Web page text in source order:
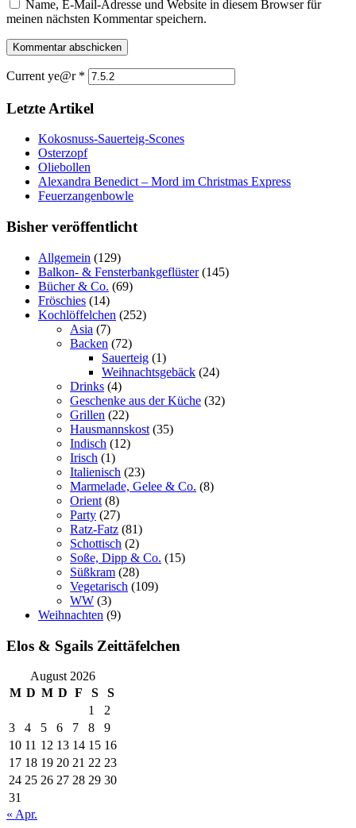
Name, E-Mail-Adresse und Website in diesem Browser für
meinen nächsten Kommentar speichern.
Current ye@r *
Letzte Artikel
Kokosnuss-Sauerteig-Scones
Osterzopf
Oliebollen
Alexandra Benedict – Mord im Christmas Express
Feuerzangenbowle
Bisher veröffentlicht
Allgemein (129)
Balkon- & Fensterbankgeflüster(145)
Bücher & Co. (69)
Fröschies (14)
Kochlöffelchen (252)
Asia (7)
Backen (72)
Sauerteig (1)
Weihnachtsgebäck (24)
Drinks (4)
Geschenke aus der Küche (32)
Grillen (22)
Hausmannskost (35)
Indisch (12)
Irisch (1)
Italienisch (23)
Marmelade, Gelee & Co. (8)
Orient (8)
Party (27)
Ratz-Fatz (81)
Schottisch (2)
Soße, Dipp & Co. (15)
Süßkram (28)
Vegetarisch (109)
WW (3)
Weihnachten (9)
Elos & Sgails Zeittäfelchen
August 2026
M D M D F S
S
1
2
3
4 5 6 7 8
9
10 11 12 13 14 15 16
17 18 19 20 21 22 23
24 25 26 27 28 29 30
31
« Apr.